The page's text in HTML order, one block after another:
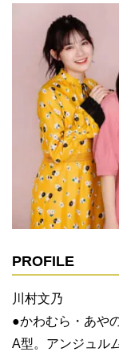
PROFILE
川村文乃
●かわむら・あや
A型。アンジュル